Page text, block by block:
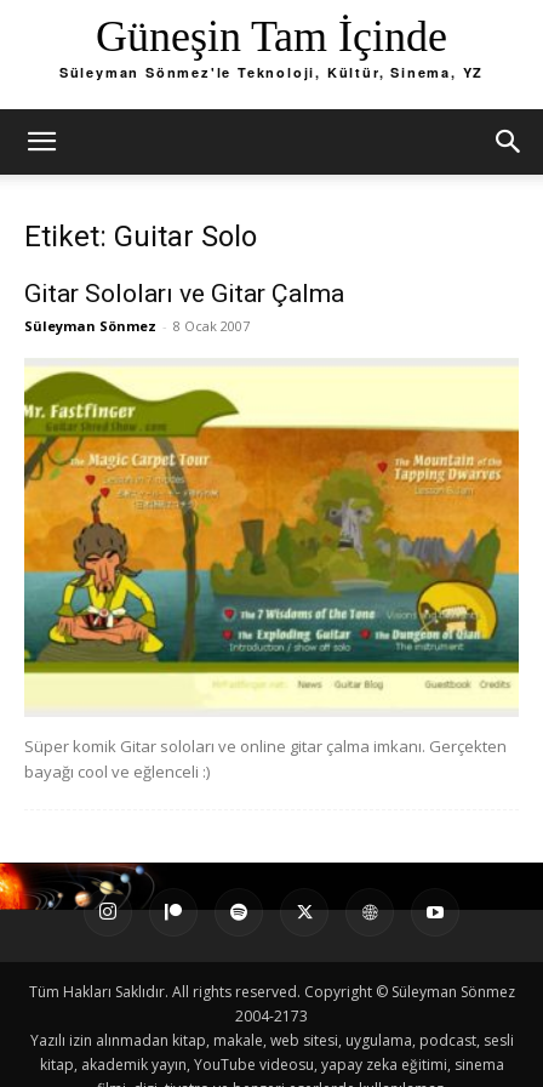
Güneşin Tam İçinde
Süleyman Sönmez'le Teknoloji, Kültür, Sinema, YZ
Etiket: Guitar Solo
Gitar Soloları ve Gitar Çalma
Süleyman Sönmez - 8 Ocak 2007
Süper komik Gitar soloları ve online gitar çalma imkanı. Gerçekten
bayağı cool ve eğlenceli :)
Tüm Hakları Saklıdır. All rights reserved. Copyright © Süleyman Sönmez
2004-2173
Yazılı izin alınmadan kitap, makale, web sitesi, uygulama, podcast, sesli
kitap, akademik yayın, YouTube videosu, yapay zeka eğitimi, sinema